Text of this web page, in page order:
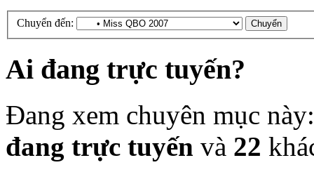
Chuyển đến:
Ai đang trực tuyến?
Đang xem chuyên mục
đang trực tuyến và 22